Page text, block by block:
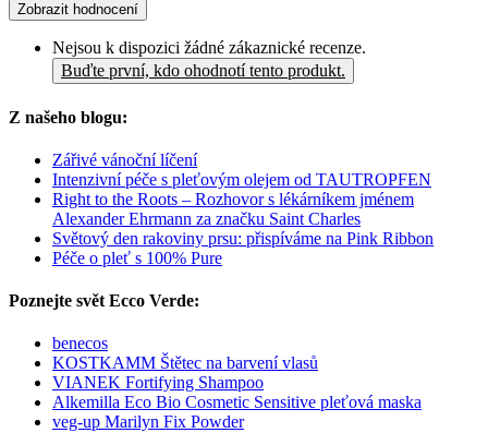
Zobrazit hodnocení
Nejsou k dispozici žádné zákaznické recenze.
Buďte první, kdo ohodnotí tento produkt.
Z našeho blogu:
Zářivé vánoční líčení
Intenzivní péče s pleťovým olejem od TAUTROPFEN
Right to the Roots – Rozhovor s lékárníkem jménem
Alexander Ehrmann za značku Saint Charles
Světový den rakoviny prsu: přispíváme na Pink Ribbon
Péče o pleť s 100% Pure
Poznejte svět Ecco Verde:
benecos
KOSTKAMM Štětec na barvení vlasů
VIANEK Fortifying Shampoo
Alkemilla Eco Bio Cosmetic Sensitive pleťová maska
veg-up Marilyn Fix Powder